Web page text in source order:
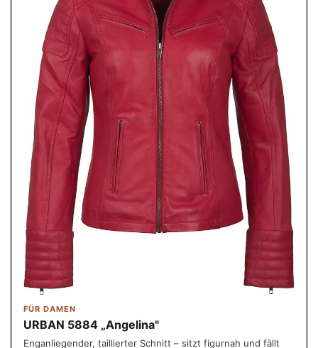
FÜR DAMEN
URBAN 5884 „Angelina"
Enganliegender, taillierter Schnitt – sitzt figurnah und fällt